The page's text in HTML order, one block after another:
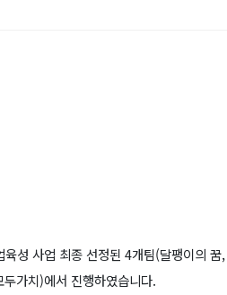
성 사업 최종 선정된 4개팀(달팽이의
가치)에서 진행하였습니다.